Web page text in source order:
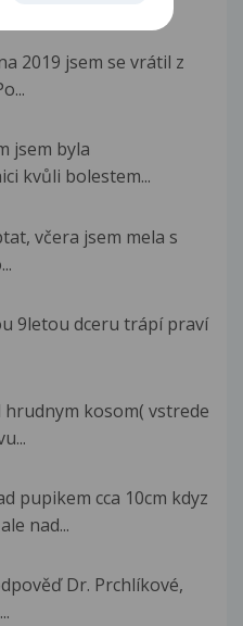
2019 jsem se vrátil z
jsem byla
kvůli bolestem...
včera jsem mela s
9letou dceru trápí praví
kosom( vstrede
pupikem cca 10cm kdyz
nad...
Dr. Prchlíkové,